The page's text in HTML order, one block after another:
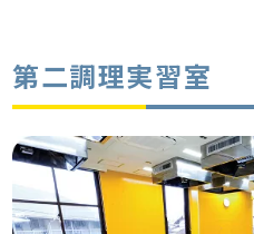
第二調理実習室